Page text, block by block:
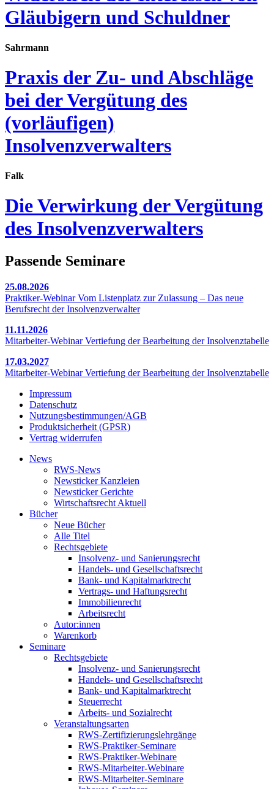
Gläubigern und Schuldner
Sahrmann
Praxis der Zu- und Abschläge
bei der Vergütung des
(vorläufigen)
Insolvenzverwalters
Falk
Die Verwirkung der Vergütung
des Insolvenzverwalters
Passende Seminare
25.08.2026
Praktiker-Webinar Vom Listenplatz zur Zulassung – Das neue
Berufsrecht der Insolvenzverwalter
11.11.2026
Mitarbeiter-Webinar Vertiefung der Bearbeitung der Insolvenztabelle
17.03.2027
Mitarbeiter-Webinar Vertiefung der Bearbeitung der Insolvenztabelle
Impressum
Datenschutz
Nutzungsbestimmungen/AGB
Produktsicherheit (GPSR)
Vertrag widerrufen
News
RWS-News
Newsticker Kanzleien
Newsticker Gerichte
Wirtschaftsrecht Aktuell
Bücher
Neue Bücher
Alle Titel
Rechtsgebiete
Insolvenz- und Sanierungsrecht
Handels- und Gesellschaftsrecht
Bank- und Kapitalmarktrecht
Vertrags- und Haftungsrecht
Immobilienrecht
Arbeitsrecht
Autor:innen
Warenkorb
Seminare
Rechtsgebiete
Insolvenz- und Sanierungsrecht
Handels- und Gesellschaftsrecht
Bank- und Kapitalmarktrecht
Steuerrecht
Arbeits- und Sozialrecht
Veranstaltungsarten
RWS-Zertifizierungslehrgänge
RWS-Praktiker-Seminare
RWS-Praktiker-Webinare
RWS-Mitarbeiter-Webinare
RWS-Mitarbeiter-Seminare